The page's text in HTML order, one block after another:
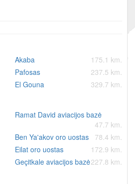
Akaba
175.1 km.
Pafosas
237.5 km.
El Gouna 329.7 km.
Ramat David aviacijos bazė
47.7 km.
Ben Ya'akov oro uostas
78.4 km.
Eilat oro uostas
172.9 km.
Geçitkale aviacijos bazė227.8 km.